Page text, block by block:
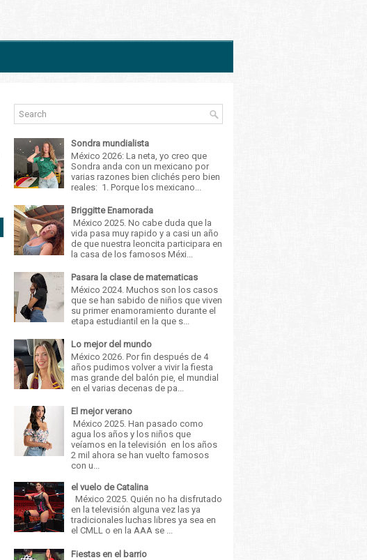
Sondra mundialista
México 2026: La neta, yo creo que
Sondra anda con un mexicano por
varias razones bien clichés pero bien
reales: 1. Porque los mexicano...
Briggitte Enamorada
México 2025. No cabe duda que la
vida pasa muy rapido y a casi un año
de que nuestra leoncita participara en
la casa de los famosos Méxi...
Pasara la clase de matematicas
México 2024. Muchos son los casos
que se han sabido de niños que viven
su primer enamoramiento durante el
etapa estudiantil en la que s...
Lo mejor del mundo
México 2026. Por fin después de 4
años pudimos volver a vivir la fiesta
mas grande del balón pie, el mundial
en el varias decenas de pa...
El mejor verano
México 2025. Han pasado como
agua los años y los niños que
veíamos en la televisión en los años
2 mil ahora se han vuelto famosos
con u...
el vuelo de Catalina
México 2025. Quién no ha disfrutado
en la televisión alguna vez las ya
tradicionales luchas libres ya sea en
el CMLL o en la AAA se ...
Fiestas en el barrio